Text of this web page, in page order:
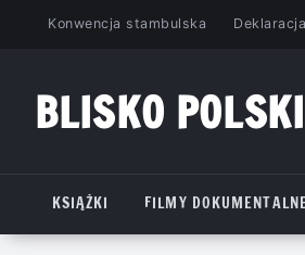
PrzejdźKonwencja stambulska
BLISKO POLSKI
KSIĄŻKI
FILMY